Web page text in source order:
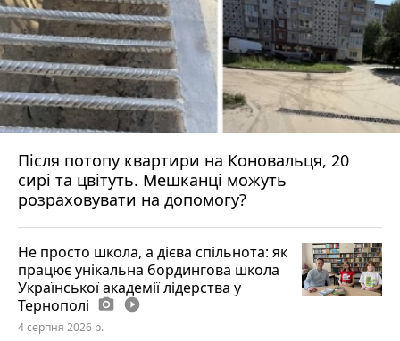
Після потопу квартири на Коновальця, 20
сирі та цвітуть. Мешканці можуть
розраховувати на допомогу?
Не просто школа, а дієва спільнота: як
працює унікальна бордингова школа
Української академії лідерства у
Тернополі photo_camera play_circle_filled
4 серпня 2026 р.